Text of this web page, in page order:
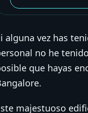
alguna vez has
no he
que hayas
majestuoso